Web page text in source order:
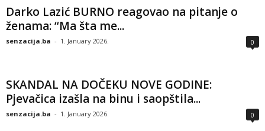
Darko Lazić BURNO reagovao na pitanje o
ženama: “Ma šta me...
senzacija.ba - 1. January 2026. 0
SKANDAL NA DOČEKU NOVE GODINE:
Pjevačica izašla na binu i saopštila...
senzacija.ba - 1. January 2026. 0